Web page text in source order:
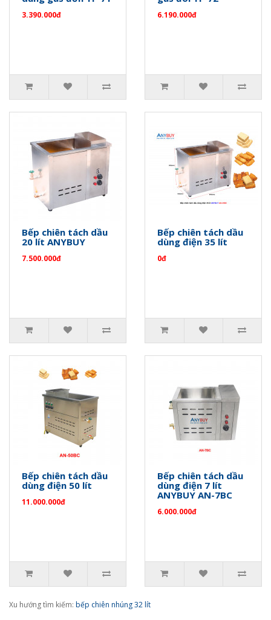
3.390.000đ 6.190.000đ
Bếp chiên tách dầu
20 lít ANYBUY
7.500.000đ
Bếp chiên tách dầu
dùng điện 35 lít
0đ
Bếp chiên tách dầu
dùng điện 50 lít
11.000.000đ
Bếp chiên tách dầu
dùng điện 7 lít
ANYBUY AN-7BC
6.000.000đ
Xu hướng tìm kiếm: bếp chiên nhúng 32 lít